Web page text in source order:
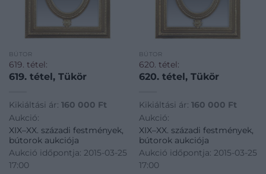
BÚTOR
619. tétel:
619. tétel, Tükör
Kikiáltási ár: 160 000 Ft
Aukció:
XIX–XX. századi festmények,
bútorok aukciója
Aukció időpontja: 2015-03-25
17:00
BÚTOR
620. tétel:
620. tétel, Tükör
Kikiáltási ár: 160 000 Ft
Aukció:
XIX–XX. századi festmények,
bútorok aukciója
Aukció időpontja: 2015-03-25
17:00